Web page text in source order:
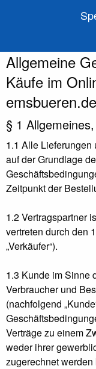
Allgemeine
Käufe im
emsbueren.de
§ 1
1.1 Alle
auf der Grundlage
Zeitpunkt der
1.2 Vertragspartner
vertreten durch den
„Verkäufer“).
1.3 Kunde im Sinne
Verbraucher und
(nachfolgend
Verträge zu einem
weder ihrer
zugerechnet werden